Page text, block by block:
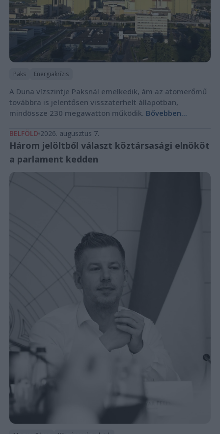
Paks Energiakrízis
A Duna vízszintje Paksnál emelkedik, ám az atomerőmű
továbbra is jelentősen visszaterhelt állapotban,
mindössze 230 megawatton működik. Bővebben...
BELFÖLD 2026. augusztus 7.
Három jelöltből választ köztársasági elnököt
a parlament kedden